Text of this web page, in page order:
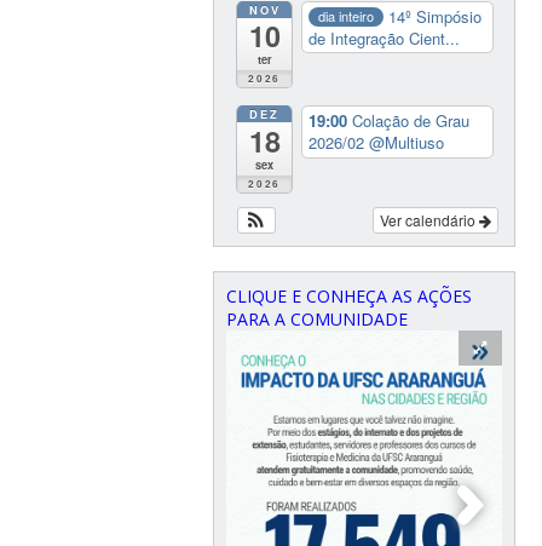
NOV
10
ter
2026
dia inteiro
14º Simpósio
de Integração Cient...
DEZ
18
sex
2026
19:00Colação de Grau
2026/02@Multiuso
Ver calendário
CLIQUE E CONHEÇA AS AÇÕES
PARA A COMUNIDADE